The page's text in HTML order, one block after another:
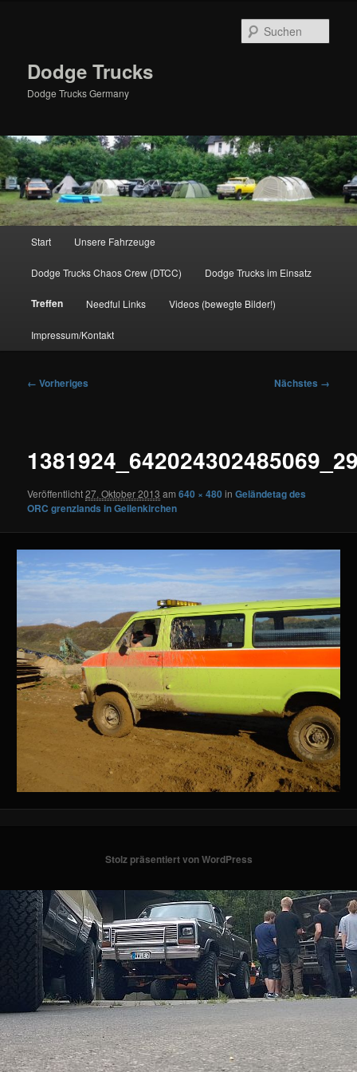
Dodge Trucks
Dodge Trucks Germany
Start Unsere Fahrzeuge
Dodge Trucks Chaos Crew (DTCC) Dodge Trucks im Einsatz
Treffen Needful Links Videos (bewegte Bilder!)
Impressum/Kontakt
Bilder-
← Vorheriges Nächstes →
Veröffentlicht27. Oktober 2013 am640 × 480 inGeländetag des
ORC grenzlands in Geilenkirchen
Stolz präsentiert von WordPress